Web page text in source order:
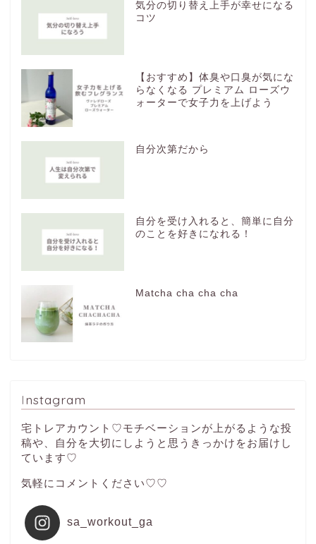
気分の切り替え上手が幸せになる
コツ
【おすすめ】体臭や口臭が気にな
らなくなる プレミアム ローズウ
ォーターで女子力を上げよう
自分次第だから
自分を受け入れると、簡単に自分
のことを好きになれる！
Matcha cha cha cha
Instagram
宅トレアカウント♡モチベーションが上がるような投
稿や、自分を大切にしようと思うきっかけをお届けし
ています♡
気軽にコメントください♡♡
sa_workout_ga